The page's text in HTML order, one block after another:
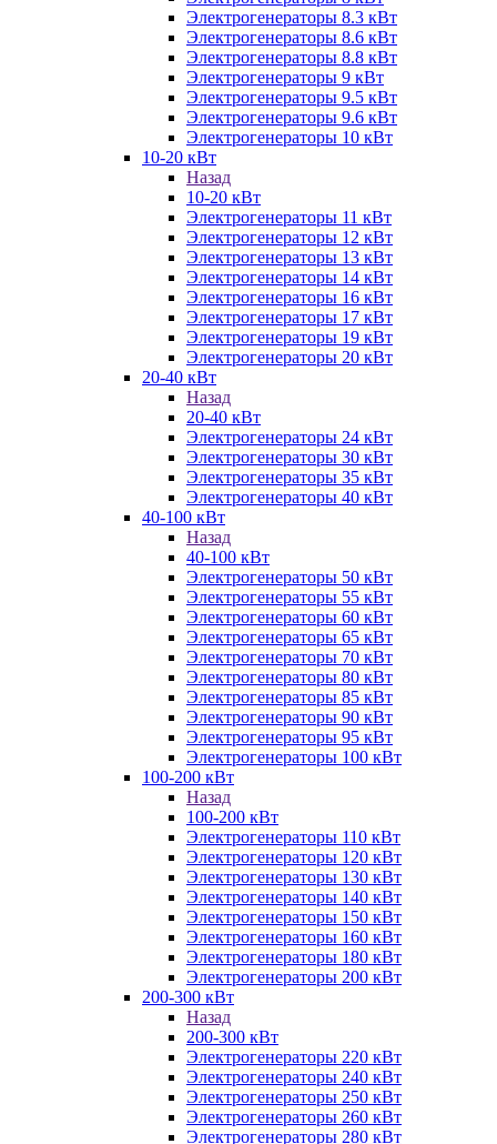
Электрогенераторы 8.3 кВт
Электрогенераторы 8.6 кВт
Электрогенераторы 8.8 кВт
Электрогенераторы 9 кВт
Электрогенераторы 9.5 кВт
Электрогенераторы 9.6 кВт
Электрогенераторы 10 кВт
10-20 кВт
Назад
10-20 кВт
Электрогенераторы 11 кВт
Электрогенераторы 12 кВт
Электрогенераторы 13 кВт
Электрогенераторы 14 кВт
Электрогенераторы 16 кВт
Электрогенераторы 17 кВт
Электрогенераторы 19 кВт
Электрогенераторы 20 кВт
20-40 кВт
Назад
20-40 кВт
Электрогенераторы 24 кВт
Электрогенераторы 30 кВт
Электрогенераторы 35 кВт
Электрогенераторы 40 кВт
40-100 кВт
Назад
40-100 кВт
Электрогенераторы 50 кВт
Электрогенераторы 55 кВт
Электрогенераторы 60 кВт
Электрогенераторы 65 кВт
Электрогенераторы 70 кВт
Электрогенераторы 80 кВт
Электрогенераторы 85 кВт
Электрогенераторы 90 кВт
Электрогенераторы 95 кВт
Электрогенераторы 100 кВт
100-200 кВт
Назад
100-200 кВт
Электрогенераторы 110 кВт
Электрогенераторы 120 кВт
Электрогенераторы 130 кВт
Электрогенераторы 140 кВт
Электрогенераторы 150 кВт
Электрогенераторы 160 кВт
Электрогенераторы 180 кВт
Электрогенераторы 200 кВт
200-300 кВт
Назад
200-300 кВт
Электрогенераторы 220 кВт
Электрогенераторы 240 кВт
Электрогенераторы 250 кВт
Электрогенераторы 260 кВт
Электрогенераторы 280 кВт